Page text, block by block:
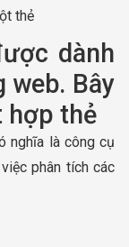
thẻ
dành
web. Bây
hợp thẻ
nghĩa là công cụ
phân tích các